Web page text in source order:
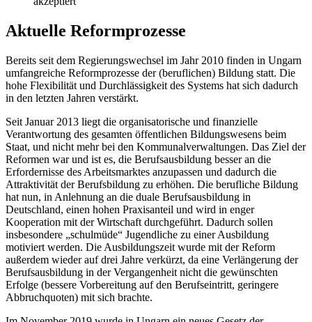
Aktuelle Reformprozesse
Bereits seit dem Regierungswechsel im Jahr 2010 finden in Ungarn
umfangreiche Reformprozesse der (beruflichen) Bildung statt. Die
hohe Flexibilität und Durchlässigkeit des Systems hat sich dadurch
in den letzten Jahren verstärkt.
Seit Januar 2013 liegt die organisatorische und finanzielle
Verantwortung des gesamten öffentlichen Bildungswesens beim
Staat, und nicht mehr bei den Kommunalverwaltungen. Das Ziel der
Reformen war und ist es, die Berufsausbildung besser an die
Erfordernisse des Arbeitsmarktes anzupassen und dadurch die
Attraktivität der Berufsbildung zu erhöhen. Die berufliche Bildung
hat nun, in Anlehnung an die duale Berufsausbildung in
Deutschland, einen hohen Praxisanteil und wird in enger
Kooperation mit der Wirtschaft durchgeführt. Dadurch sollen
insbesondere „schulmüde“ Jugendliche zu einer Ausbildung
motiviert werden. Die Ausbildungszeit wurde mit der Reform
außerdem wieder auf drei Jahre verkürzt, da eine Verlängerung der
Berufsausbildung in der Vergangenheit nicht die gewünschten
Erfolge (bessere Vorbereitung auf den Berufseintritt, geringere
Abbruchquoten) mit sich brachte.